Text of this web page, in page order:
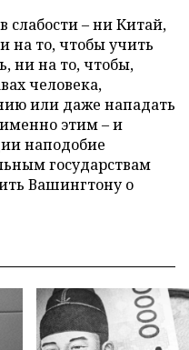
слабости – ни Китай,
на то, чтобы учить
ни на то, чтобы,
человека,
или даже нападать
этим – и
наподобие
государствам
Вашингтону о